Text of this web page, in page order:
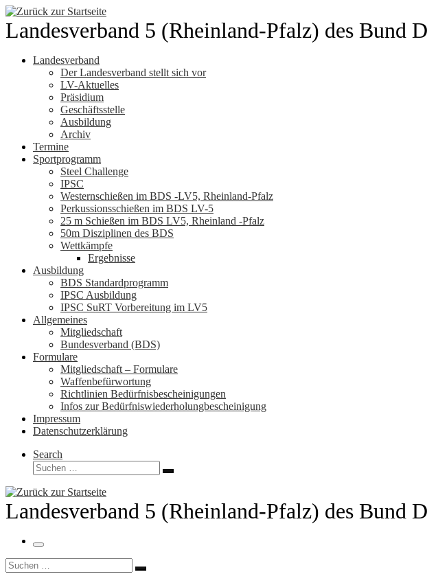
Zum
Inhalt
springen
Landesverband 5 (Rheinland-Pfalz) des Bund
Landesverband
Der Landesverband stellt sich vor
LV-Aktuelles
Präsidium
Geschäftsstelle
Ausbildung
Archiv
Termine
Sportprogramm
Steel Challenge
IPSC
Westernschießen im BDS -LV5, Rheinland-Pfalz
Perkussionsschießen im BDS LV-5
25 m Schießen im BDS LV5, Rheinland -Pfalz
50m Disziplinen des BDS
Wettkämpfe
Ergebnisse
Ausbildung
BDS Standardprogramm
IPSC Ausbildung
IPSC SuRT Vorbereitung im LV5
Allgemeines
Mitgliedschaft
Bundesverband (BDS)
Formulare
Mitgliedschaft – Formulare
Waffenbefürwortung
Richtlinien Bedürfnisbescheinigungen
Infos zur Bedürfniswiederholungbescheinigung
Impressum
Datenschutzerklärung
Search
Suche
Suchen …
Landesverband 5 (Rheinland-Pfalz) des Bund
Menü
Suche
Suchen …